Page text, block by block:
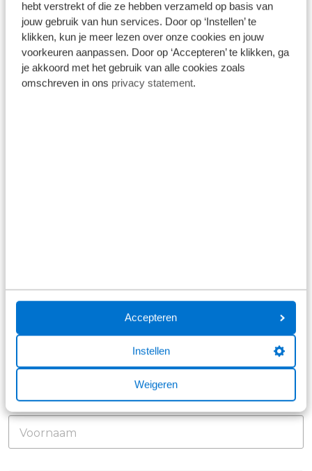
hebt verstrekt of die ze hebben verzameld op basis van
jouw gebruik van hun services. Door op ‘Instellen’ te
klikken, kun je meer lezen over onze cookies en jouw
voorkeuren aanpassen. Door op ‘Accepteren’ te klikken, ga
je akkoord met het gebruik van alle cookies zoals
omschreven in ons privacy statement.
Accepteren
Instellen
Weigeren
Stap 1
Enthousiast? Tof! Laat hieronder je gegevens achter.
Wij komen graag met jou in contact.
Voornaam